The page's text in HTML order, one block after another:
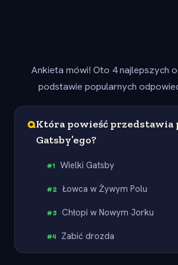
Ankieta mówi! Oto 4 najlepszych
podstawie popularnych
QKtóra powieść przedstawia
Gatsby’ego?
#1 Wielki Gatsby
#2 Łowca w Żywym Polu
#3 Chłopi w Nowym Jorku
#4 Zabić drozda